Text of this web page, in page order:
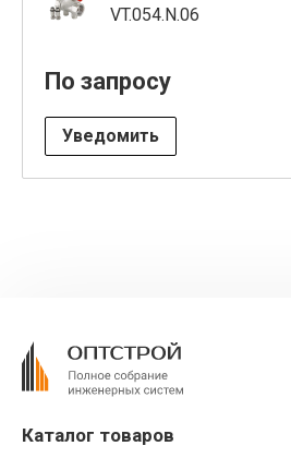
VT.054.N.06
По запросу
Уведомить
Каталог товаров